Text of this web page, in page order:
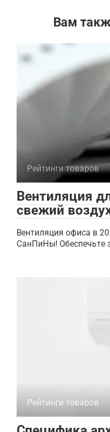
Вам
Рейтинги товаров
Вентиляция
свежий
Вентиляция офиса в
СанПиНы! Обеспечьте
Рейтинги товаров